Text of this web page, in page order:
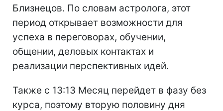
Близнецов. По словам астролога, этот
период открывает возможности для
успеха в переговорах, обучении,
общении, деловых контактах и
реализации перспективных идей.
Также с 13:13 Месяц перейдет в фазу без
курса, поэтому вторую половину дня